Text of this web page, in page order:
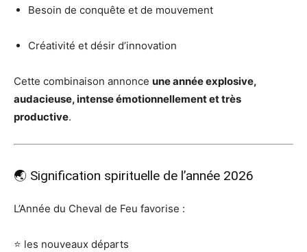
Besoin de conquête et de mouvement
Créativité et désir d’innovation
Cette combinaison annonce une année explosive,
audacieuse, intense émotionnellement et très
productive.
🌏 Signification spirituelle de l’année 2026
L’Année du Cheval de Feu favorise :
⭐ les nouveaux départs